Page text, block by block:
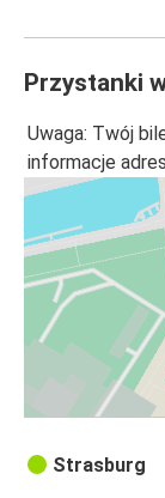
Przystanki
Uwaga: Twój
informacje
Strasburg